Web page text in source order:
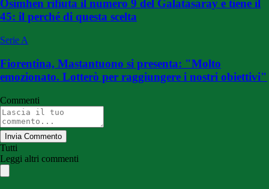
Osimhen rifiuta il numero 9 del Galatasaray e tiene il
45: il perché di questa scelta
Serie A
Fiorentina, Mastantuono si presenta: "Molto
emozionato. Lotterò per raggiungere i nostri obiettivi"
Commenti
Invia Commento
Tutti
Leggi altri commenti